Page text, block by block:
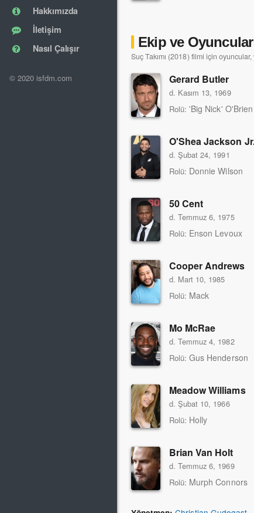
Hakkımızda
İletişim
Nasıl Çalışır
© 2020 isfdm.com
Ekip ve Oyuncular
Suç Takımı (2018) filmi için
Gerard Butler
d. Kasım 13, 1969
Rolü: 'Big Nick' O'Brien
O'Shea Jackson
d. Şubat 24, 1991
Rolü: Donnie Wilson
50 Cent
d. Temmuz 6, 1975
Rolü: Enson Levoux
Cooper Andrews
d. Mart 10, 1985
Rolü: Mack
Mo McRae
d. Temmuz 4, 1982
Rolü: Gus Henderson
Meadow Williams
d. Şubat 10, 1966
Rolü: Holly
Brian Van Holt
d. Temmuz 6, 1969
Rolü: Murph Connors